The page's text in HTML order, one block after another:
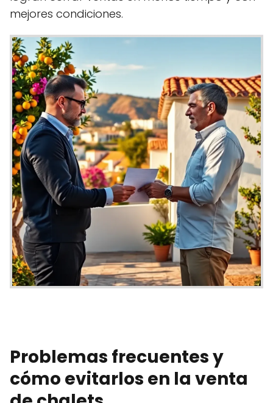
mejores condiciones.
Problemas frecuentes y
cómo evitarlos en la venta